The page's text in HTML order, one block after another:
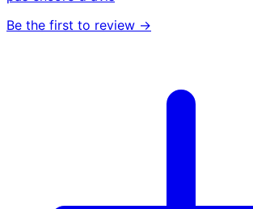
Be the first to review →